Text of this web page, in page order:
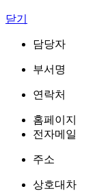
닫기
담당자
부서명
연락처
홈페이지
전자메일
주소
상호대차